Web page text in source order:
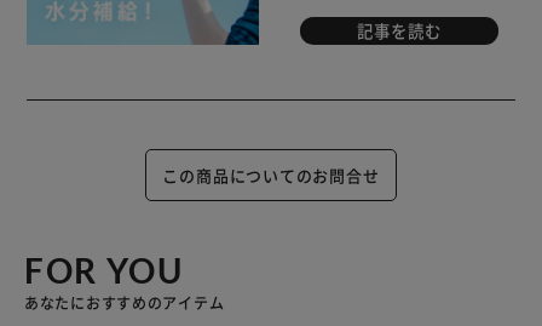
記事を読む
この商品についてのお問合せ
FOR YOU
あなたにおすすめのアイテム